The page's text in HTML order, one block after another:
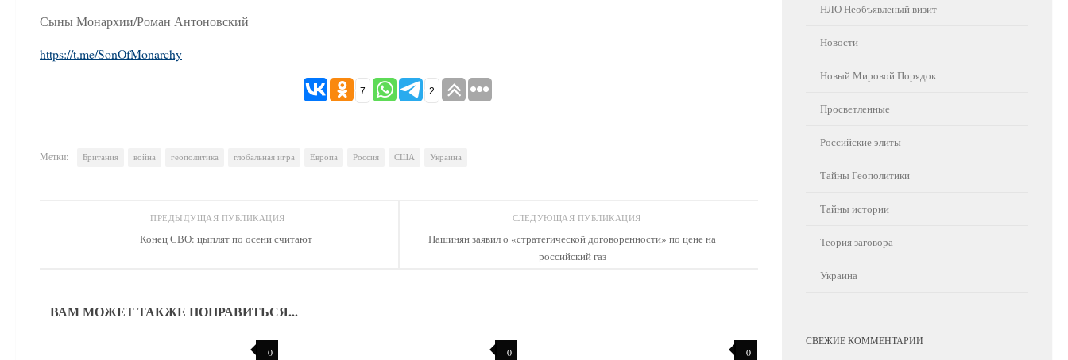
Сыны Монархии/Роман Антоновский
https://t.me/SonOfMonarchy
7 2
Метки: Британия война геополитика глобальная игра Европа Россия США Украина
СЛЕДУЮЩАЯ ПУБЛИКАЦИЯ
Пашинян заявил о «стратегической договоренности» по цене на
российский газ
ПРЕДЫДУЩАЯ ПУБЛИКАЦИЯ
Конец СВО: цыплят по осени считают
ВАМ МОЖЕТ ТАКЖЕ ПОНРАВИТЬСЯ...
0 0 0
НЛО Необъявленый визит
Новости
Новый Мировой Порядок
Просветленные
Российские элиты
Тайны Геополитики
Тайны истории
Теория заговора
Украина
СВЕЖИЕ КОММЕНТАРИИ